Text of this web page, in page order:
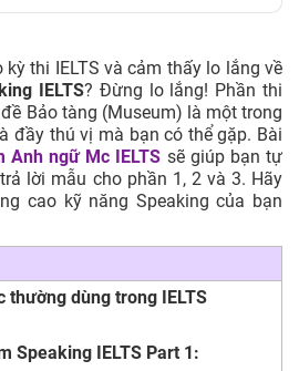
thi IELTS và cảm thấy lo lắng về
IELTS? Đừng lo lắng! Phần thi
Bảo tàng (Museum) là một trong
đầy thú vị mà bạn có thể gặp. Bài
Anh ngữ Mc IELTS sẽ giúp bạn tự
lời mẫu cho phần 1, 2 và 3. Hãy
cao kỹ năng Speaking của bạn
thường dùng trong IELTS
Speaking IELTS Part 1: